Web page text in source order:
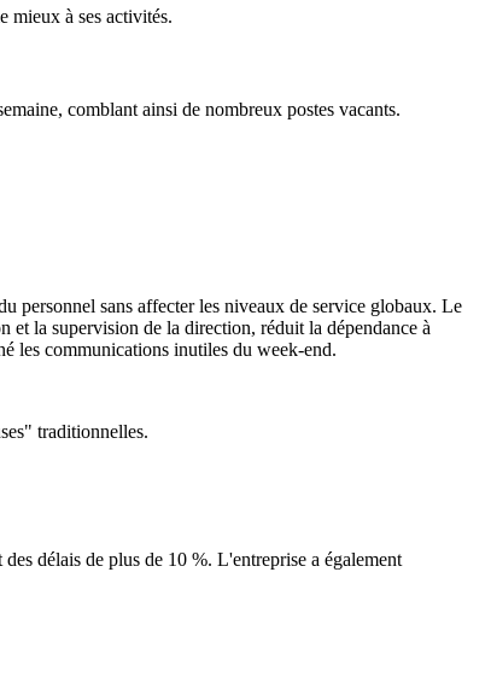
mieux à ses activités.
comblant ainsi de nombreux postes vacants.
personnel sans affecter les niveaux de service globaux. Le
et la supervision de la direction, réduit la dépendance à
les communications inutiles du week-end.
traditionnelles.
délais de plus de 10 %. L'entreprise a également